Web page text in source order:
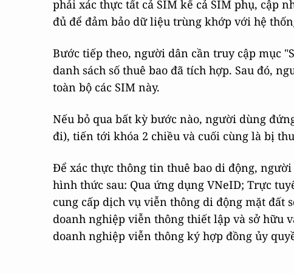
phải xác thực tất cả SIM kể cả SIM phụ, cập
đủ để đảm bảo dữ liệu trùng khớp với hệ
Bước tiếp theo, người dân cần truy cập mục
danh sách số thuê bao đã tích hợp. Sau đó,
toàn bộ các SIM này.
Nếu bỏ qua bất kỳ bước nào, người dùng
đi), tiến tới khóa 2 chiều và cuối cùng là bị
Để xác thực thông tin thuê bao di động,
hình thức sau: Qua ứng dụng VNeID; Trực
cung cấp dịch vụ viễn thông di động mặt
doanh nghiệp viễn thông thiết lập và sở hữu
doanh nghiệp viễn thông ký hợp đồng ủy